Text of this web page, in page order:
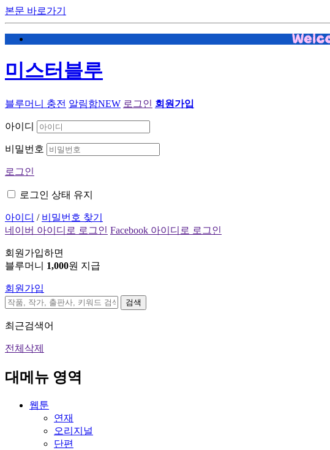
본문 바로가기
미스터블루
블루머니 충전 알림함NEW 로그인 회원가입
아이디
비밀번호
로그인
로그인 상태 유지
아이디 / 비밀번호 찾기
네이버 아이디로 로그인 Facebook 아이디로 로그인
회원가입하면
블루머니 1,000원 지급
회원가입
검색
최근검색어
전체삭제
대메뉴 영역
웹툰
연재
오리지널
단편